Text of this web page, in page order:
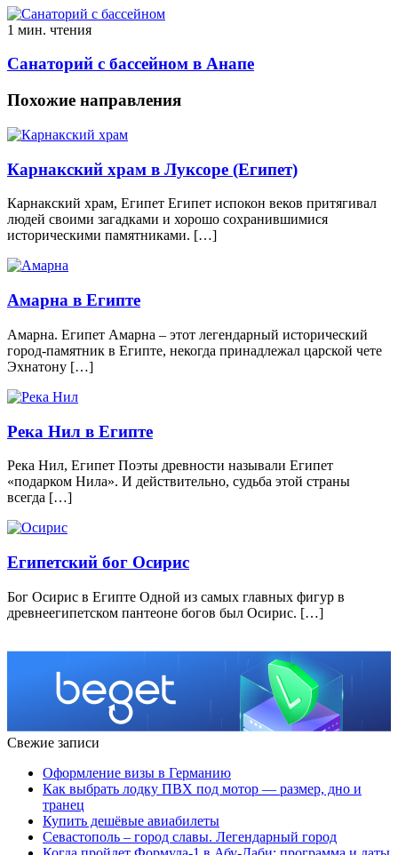
1 мин. чтения
Санаторий с бассейном в Анапе
Похожие направления
Карнакский храм в Луксоре (Египет)
Карнакский храм, Египет Египет испокон веков притягивал
людей своими загадками и хорошо сохранившимися
историческими памятниками. […]
Амарна в Египте
Амарна. Египет Амарна – этот легендарный исторический
город-памятник в Египте, некогда принадлежал царской чете
Эхнатону […]
Река Нил в Египте
Река Нил, Египет Поэты древности называли Египет
«подарком Нила». И действительно, судьба этой страны
всегда […]
Египетский бог Осирис
Бог Осирис в Египте Одной из самых главных фигур в
древнеегипетском пантеоне богов был Осирис. […]
Свежие записи
Оформление визы в Германию
Как выбрать лодку ПВХ под мотор — размер, дно и
транец
Купить дешёвые авиабилеты
Севастополь – город славы. Легендарный город